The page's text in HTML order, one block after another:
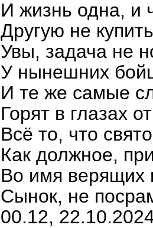
И жизнь одна, и
Другую не
Увы, задача не
У нынешних
И те же самые
Горят в глазах
Всё то, что
Как должное,
Во имя верящих
Сынок, не
00.12,